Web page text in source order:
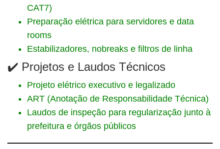
CAT7)
Preparação elétrica para servidores e data
rooms
Estabilizadores, nobreaks e filtros de linha
✔️ Projetos e Laudos Técnicos
Projeto elétrico executivo e legalizado
ART (Anotação de Responsabilidade Técnica)
Laudos de inspeção para regularização junto à
prefeitura e órgãos públicos